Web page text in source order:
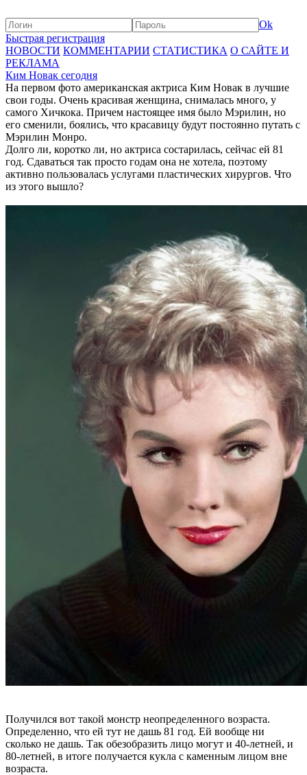
Ok
Быстрая регистрация
НОВОСТИ КОММЕНТАРИИ СТАТИСТИКА О САЙТЕ И
РЕКЛАМА
Ким Новак сегодня
На первом фото американская актриса Ким Новак в лучшие
свои годы. Очень красивая женщина, снималась много, у
самого Хичкока. Причем настоящее имя было Мэрилин, но
его сменили, боялись, что красавицу будут постоянно путать с
Мэрилин Монро.
Долго ли, коротко ли, но актриса состарилась, сейчас ей 81
год. Сдаваться так просто годам она не хотела, поэтому
активно пользовалась услугами пластических хирургов. Что
из этого вышло?
Получился вот такой монстр неопределенного возраста.
Определенно, что ей тут не дашь 81 год. Ей вообще ни
сколько не дашь. Так обезобразить лицо могут и 40-летней, и
80-летней, в итоге получается кукла с каменным лицом вне
возраста.